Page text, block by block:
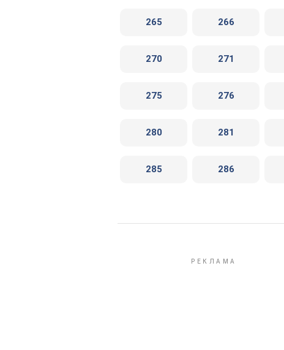
265 266
270 271
275 276
280 281
285 286